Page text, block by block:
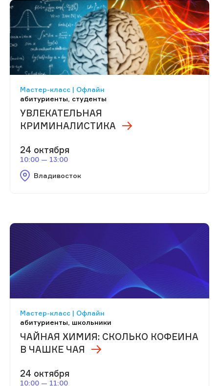
Мастер-класс | Офлайн
абитуриенты, студенты
УВЛЕКАТЕЛЬНАЯ
КРИМИНАЛИСТИКА
24 октября
10:00 — 13:00
Владивосток
Мастер-класс | Офлайн
абитуриенты, школьники
ЧАЙНАЯ ХИМИЯ: СКОЛЬКО КОФЕИНА
В ЧАШКЕ ЧАЯ
24 октября
10:00 — 11:00